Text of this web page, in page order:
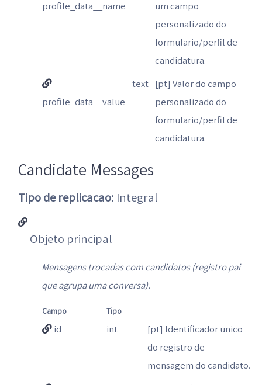
profile_data__name
um campo
personalizado do
formulario/perfil de
candidatura.
profile_data__value
text [pt] Valor do campo
personalizado do
formulario/perfil de
candidatura.
Candidate Messages
Tipo de replicacao: Integral
Objeto principal
Mensagens trocadas com candidatos (registro pai
que agrupa uma conversa).
Campo Tipo
id int
[pt] Identificador unico
do registro de
mensagem do candidato.